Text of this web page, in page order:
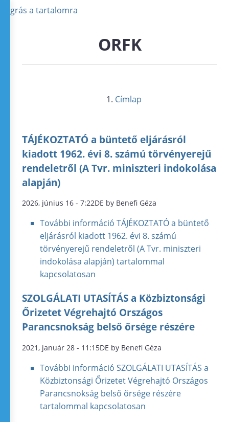
Ugrás a tartalomra
ORFK
Címlap
TÁJÉKOZTATÓ a büntető eljárásról
kiadott 1962. évi 8. számú törvényerejű
rendeletről (A Tvr. miniszteri indokolása
alapján)
2026, június 16 - 7:22DE by Benefi Géza
További információ TÁJÉKOZTATÓ a büntető
eljárásról kiadott 1962. évi 8. számú
törvényerejű rendeletről (A Tvr. miniszteri
indokolása alapján) tartalommal
kapcsolatosan
SZOLGÁLATI UTASÍTÁS a Közbiztonsági
Őrizetet Végrehajtó Országos
Parancsnokság belső őrsége részére
2021, január 28 - 11:15DE by Benefi Géza
További információ SZOLGÁLATI UTASÍTÁS a
Közbiztonsági Őrizetet Végrehajtó Országos
Parancsnokság belső őrsége részére
tartalommal kapcsolatosan